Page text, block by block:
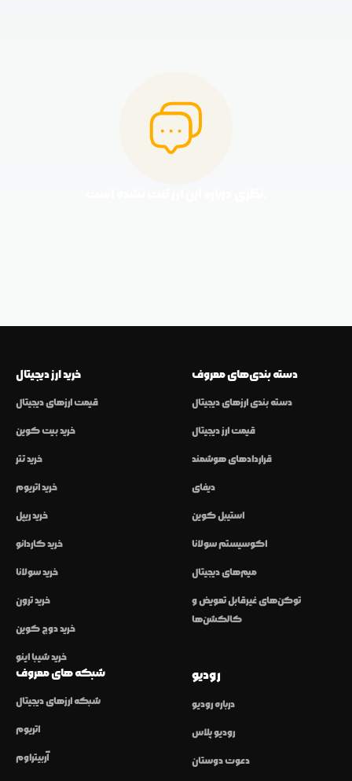
خرید ارز دیجیتال
قیمت ارزهای دیجیتال
خرید بیت کوین
خرید تتر
خرید اتریوم
خرید ریپل
خرید کاردانو
خرید سولانا
خرید ترون
خرید دوج کوین
خرید شیبا اینو
دسته بندی‌های معروف
دسته بندی ارزهای دیجیتال
قیمت ارز دیجیتال
قراردادهای هوشمند
دیفای
استیبل کوین
اکوسیستم سولانا
میم‌های دیجیتال
توکن‌های غیرقابل تعویض و
کالکشن‌ها
شبکه های معروف
شبکه ارزهای دیجیتال
اتریوم
آربیتراوم
رودیو
درباره رودیو
رودیو پلاس
دعوت دوستان